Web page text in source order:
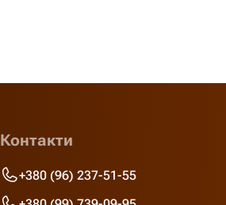
Контакти
+380 (96) 237-51-55